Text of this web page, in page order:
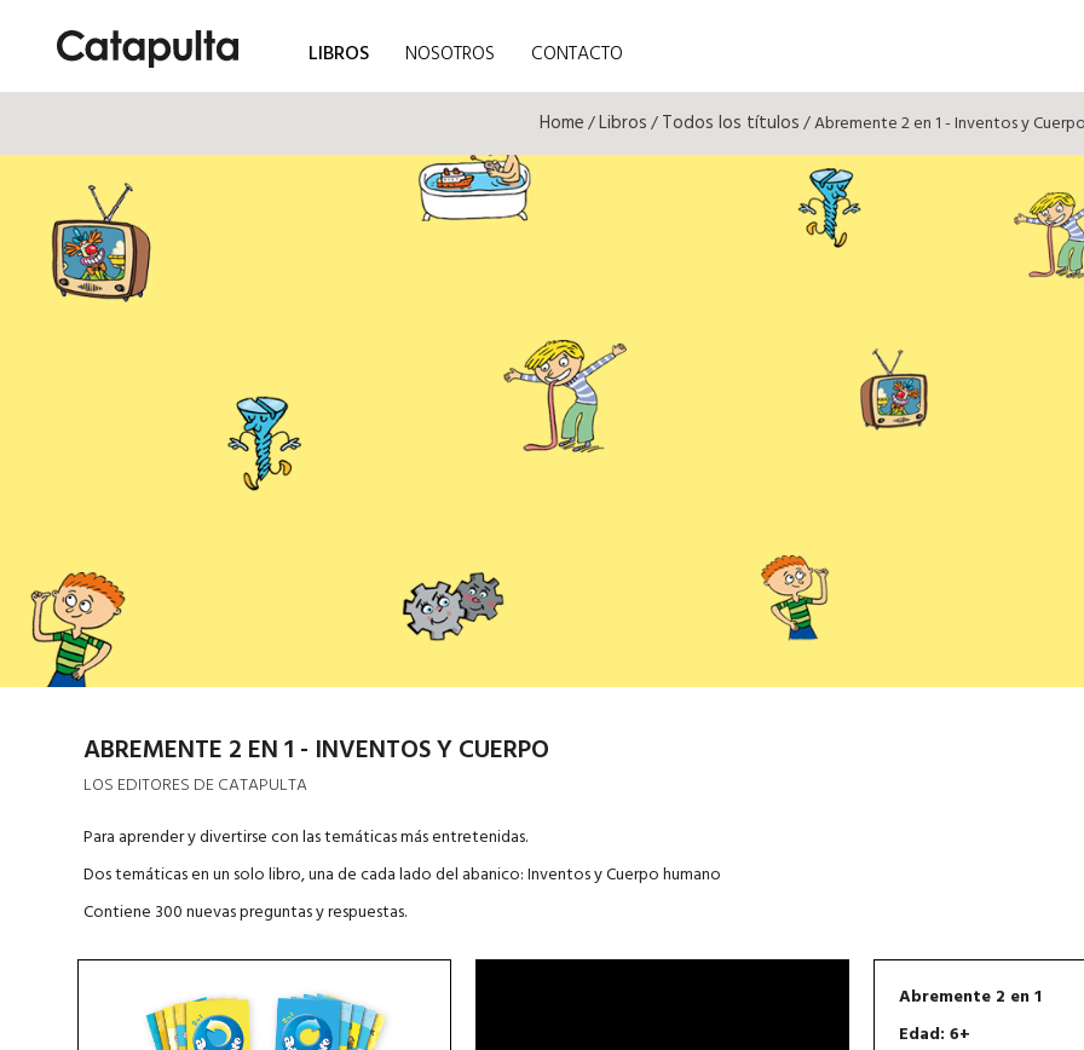
LIBROS NOSOTROS CONTACTO
Home/Libros/Todos los títulos/ Abremente 2 en 1 - Inventos y
ABREMENTE 2 EN 1 - INVENTOS Y CUERPO
LOS EDITORES DE CATAPULTA
Para aprender y divertirse con las temáticas más entretenidas.
Dos temáticas en un solo libro, una de cada lado del abanico: Inventos y Cuerpo humano
Contiene 300 nuevas preguntas y respuestas.
Abremente 2 en 1
Edad: 6+